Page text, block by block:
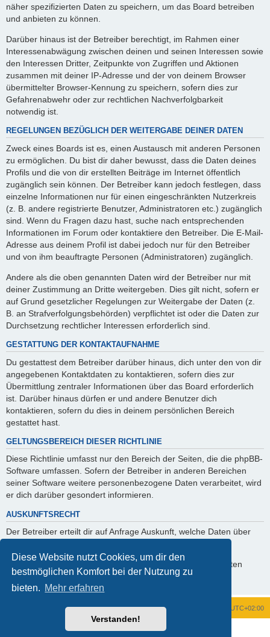
Diese Website nutzt Cookies, um dir den
bestmöglichen Komfort bei der Nutzung zu
bieten. Mehr erfahren
Verstanden!
näher spezifizierten Daten zu speichern, um das Board betreiben
und anbieten zu können.
Darüber hinaus ist der Betreiber berechtigt, im Rahmen einer
Interessenabwägung zwischen deinen und seinen Interessen sowie
den Interessen Dritter, Zeitpunkte von Zugriffen und Aktionen
zusammen mit deiner IP-Adresse und der von deinem Browser
übermittelter Browser-Kennung zu speichern, sofern dies zur
Gefahrenabwehr oder zur rechtlichen Nachverfolgbarkeit
notwendig ist.
REGELUNGEN BEZÜGLICH DER WEITERGABE DEINER DATEN
Zweck eines Boards ist es, einen Austausch mit anderen Personen
zu ermöglichen. Du bist dir daher bewusst, dass die Daten deines
Profils und die von dir erstellten Beiträge im Internet öffentlich
zugänglich sein können. Der Betreiber kann jedoch festlegen, dass
einzelne Informationen nur für einen eingeschränkten Nutzerkreis
(z. B. andere registrierte Benutzer, Administratoren etc.) zugänglich
sind. Wenn du Fragen dazu hast, suche nach entsprechenden
Informationen im Forum oder kontaktiere den Betreiber. Die E-Mail-
Adresse aus deinem Profil ist dabei jedoch nur für den Betreiber
und von ihm beauftragte Personen (Administratoren) zugänglich.
Andere als die oben genannten Daten wird der Betreiber nur mit
deiner Zustimmung an Dritte weitergeben. Dies gilt nicht, sofern er
auf Grund gesetzlicher Regelungen zur Weitergabe der Daten (z.
B. an Strafverfolgungsbehörden) verpflichtet ist oder die Daten zur
Durchsetzung rechtlicher Interessen erforderlich sind.
GESTATTUNG DER KONTAKTAUFNAHME
Du gestattest dem Betreiber darüber hinaus, dich unter den von dir
angegebenen Kontaktdaten zu kontaktieren, sofern dies zur
Übermittlung zentraler Informationen über das Board erforderlich
ist. Darüber hinaus dürfen er und andere Benutzer dich
kontaktieren, sofern du dies in deinem persönlichen Bereich
gestattet hast.
GELTUNGSBEREICH DIESER RICHTLINIE
Diese Richtlinie umfasst nur den Bereich der Seiten, die die phpBB-
Software umfassen. Sofern der Betreiber in anderen Bereichen
seiner Software weitere personenbezogene Daten verarbeitet, wird
er dich darüber gesondert informieren.
AUSKUNFTSRECHT
Der Betreiber erteilt dir auf Anfrage Auskunft, welche Daten über
Du kannst jederzeit die Löschung bzw. Sperrung deiner Daten
verlangen. Kontaktiere hierzu bitte den Betreiber.
Foren-Übersicht UTC+02:00
Powered by
® Forum Software © phpBB Limited